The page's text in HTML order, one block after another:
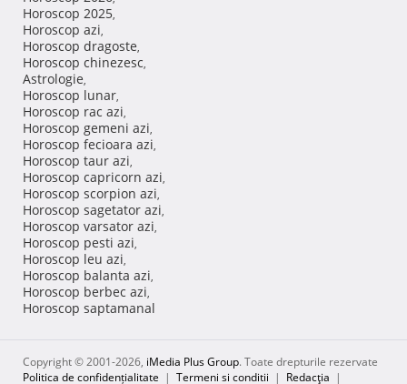
Horoscop 2025,
Horoscop azi,
Horoscop dragoste,
Horoscop chinezesc,
Astrologie,
Horoscop lunar,
Horoscop rac azi,
Horoscop gemeni azi,
Horoscop fecioara azi,
Horoscop taur azi,
Horoscop capricorn azi,
Horoscop scorpion azi,
Horoscop sagetator azi,
Horoscop varsator azi,
Horoscop pesti azi,
Horoscop leu azi,
Horoscop balanta azi,
Horoscop berbec azi,
Horoscop saptamanal
Copyright © 2001-2026, iMedia Plus Group. Toate drepturile rezervate
Politica de confidențialitate | Termeni si conditii | Redacţia |